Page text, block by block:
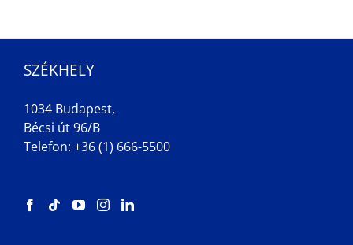
SZÉKHELY
1034 Budapest,
Bécsi út 96/B
Telefon: +36 (1) 666-5500